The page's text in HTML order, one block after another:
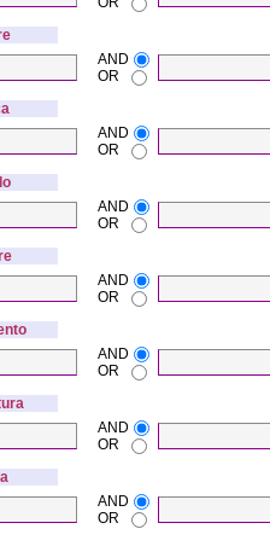
AND
OR
AND
OR
AND
OR
AND
OR
AND
OR
AND
OR
AND
OR